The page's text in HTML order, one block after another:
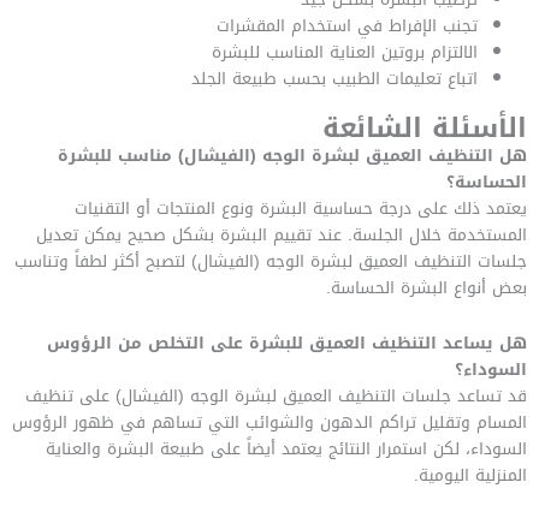
تجنب الإفراط في استخدام المقشرات
الالتزام بروتين العناية المناسب للبشرة
اتباع تعليمات الطبيب بحسب طبيعة الجلد
الأسئلة الشائعة
هل التنظيف العميق لبشرة الوجه (الفيشال) مناسب للبشرة
الحساسة؟
يعتمد ذلك على درجة حساسية البشرة ونوع المنتجات أو التقنيات
المستخدمة خلال الجلسة. عند تقييم البشرة بشكل صحيح يمكن تعديل
جلسات التنظيف العميق لبشرة الوجه (الفيشال) لتصبح أكثر لطفاً وتناسب
بعض أنواع البشرة الحساسة.
هل يساعد التنظيف العميق للبشرة على التخلص من الرؤوس
السوداء؟
قد تساعد جلسات التنظيف العميق لبشرة الوجه (الفيشال) على تنظيف
المسام وتقليل تراكم الدهون والشوائب التي تساهم في ظهور الرؤوس
السوداء، لكن استمرار النتائج يعتمد أيضاً على طبيعة البشرة والعناية
المنزلية اليومية.